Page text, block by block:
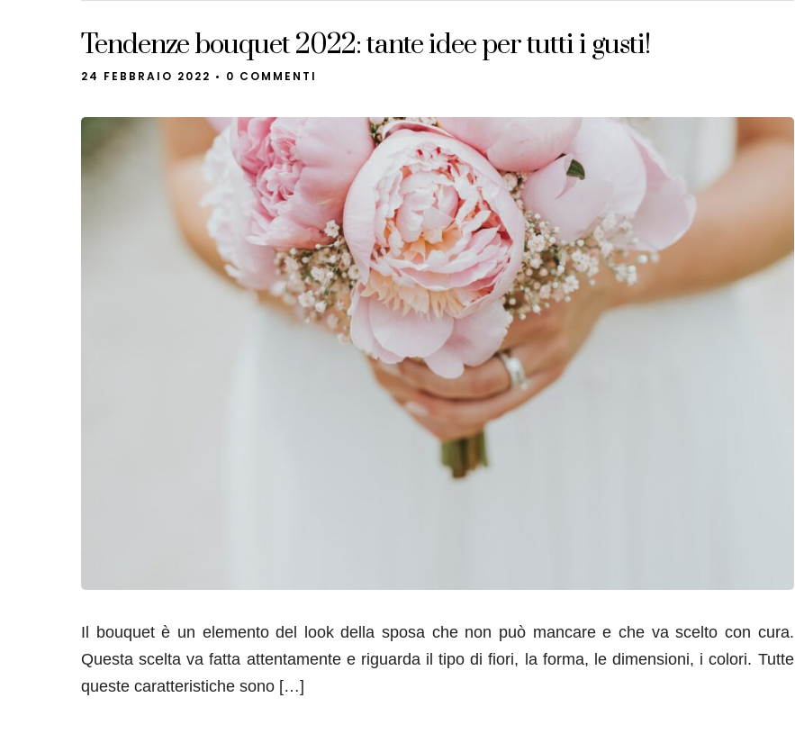
Tendenze bouquet 2022: tante idee per tutti i gusti!
24 FEBBRAIO 2022 • 0 COMMENTI
Il bouquet è un elemento del look della sposa che non può mancare e che va scelto con cura.
Questa scelta va fatta attentamente e riguarda il tipo di fiori, la forma, le dimensioni, i colori. Tutte
queste caratteristiche sono […]